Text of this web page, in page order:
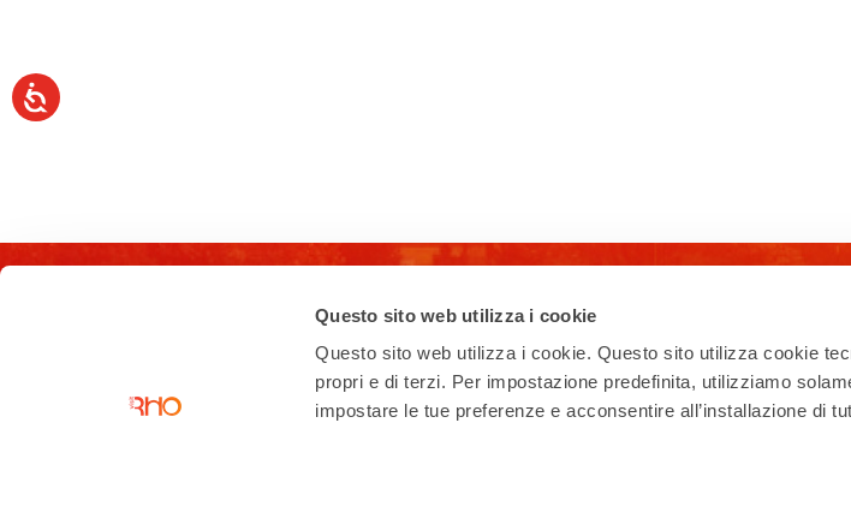
Questo sito web utilizza i cookie
Questo sito web utilizza i cookie. Questo sito utilizza cookie
propri e di terzi. Per impostazione predefinita, utilizziamo
impostare le tue preferenze e acconsentire all’installazione di
Contatti
Ricevi la nostra
esperienze, news,
per vivere al meglio il tuo